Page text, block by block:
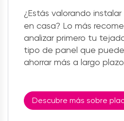
¿Estás valorando instalar
en casa? Lo más
analizar primero tu
tipo de panel que
ahorrar más a largo
Descubre más sobre